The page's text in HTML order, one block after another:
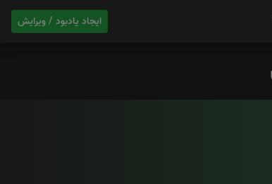
ایجاد یادبود / ویرایش